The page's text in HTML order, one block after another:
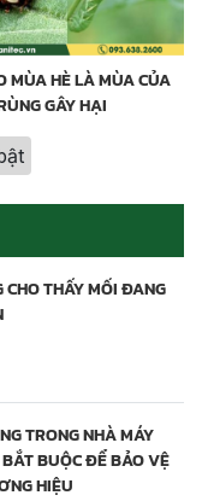
MÙA HÈ LÀ MÙA CỦA
GÂY HẠI
CHO THẤY MỐI ĐANG
TRONG NHÀ MÁY
BUỘC ĐỂ BẢO VỆ
HIỆU